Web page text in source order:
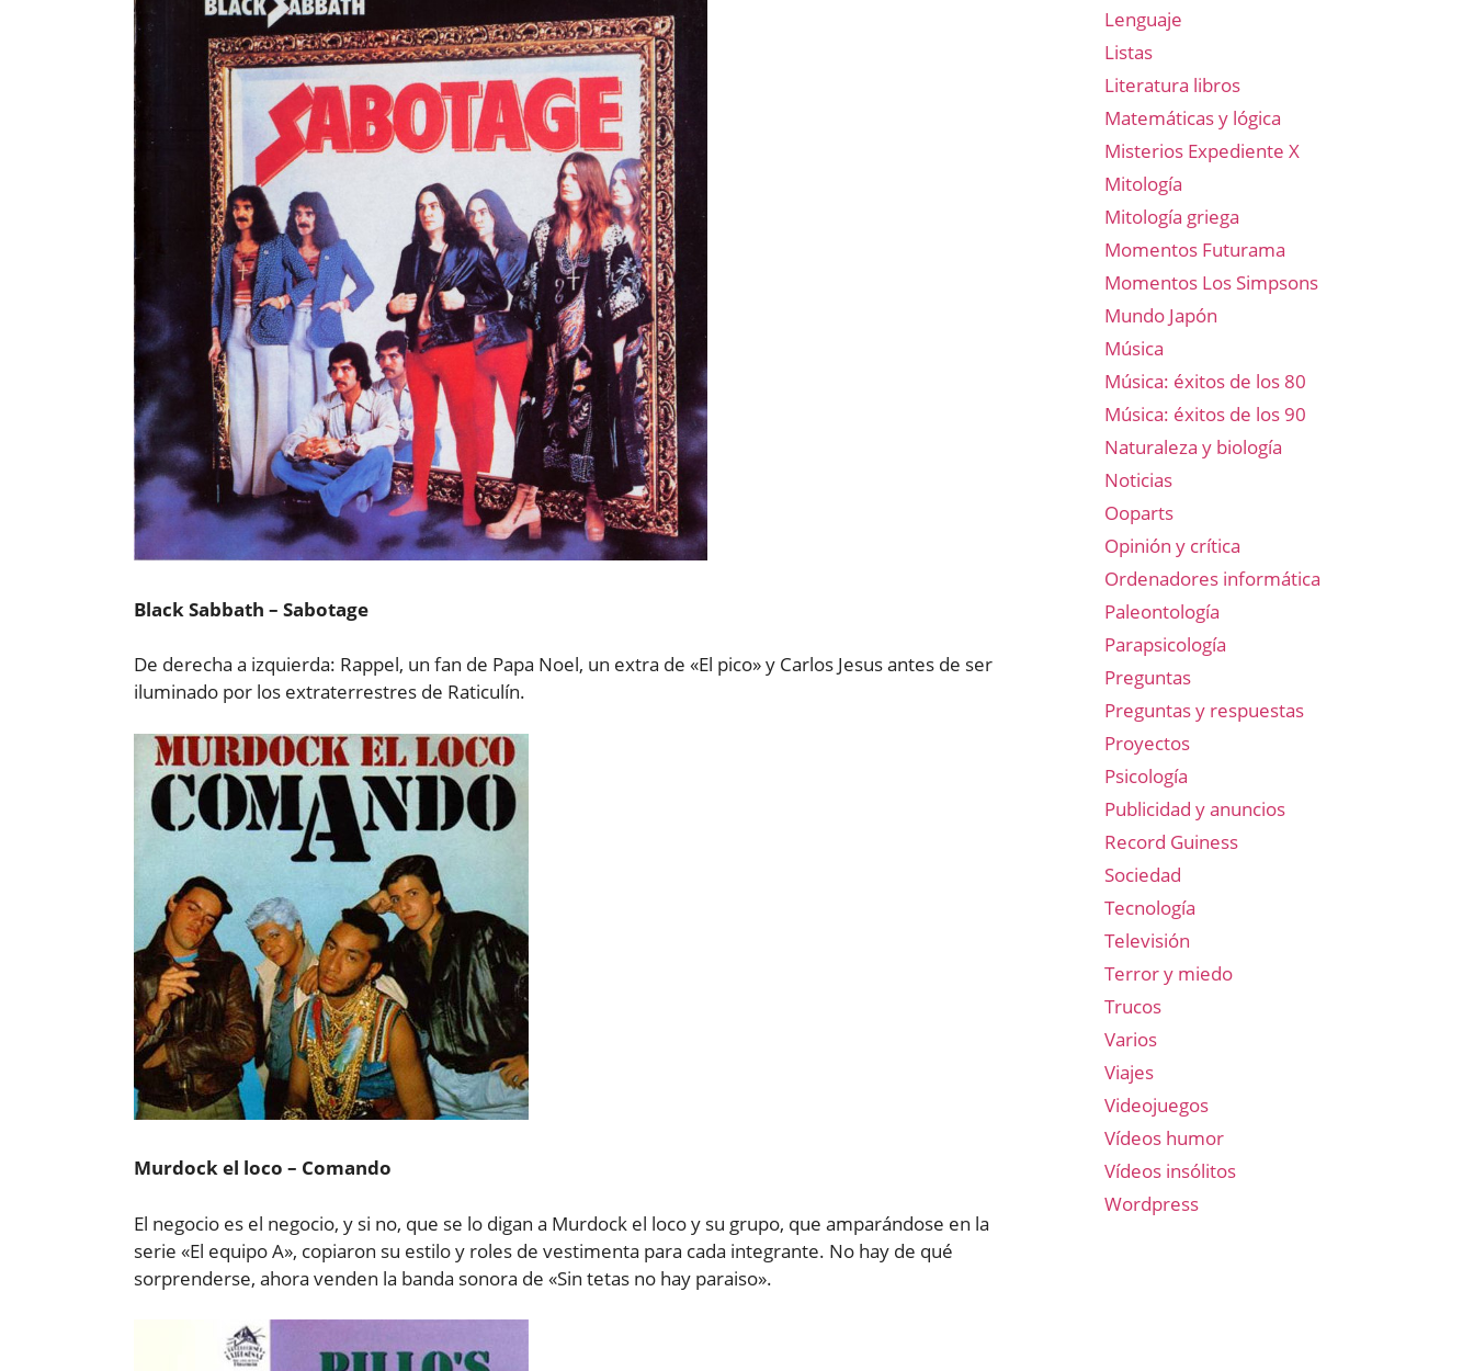
Black Sabbath – Sabotage
De derecha a izquierda: Rappel, un fan de Papa Noel, un extra de «El pico» y Carlos Jesus antes de ser
iluminado por los extraterrestres de Raticulín.
Murdock el loco – Comando
El negocio es el negocio, y si no, que se lo digan a Murdock el loco y su grupo, que amparándose en la
serie «El equipo A», copiaron su estilo y roles de vestimenta para cada integrante. No hay de qué
sorprenderse, ahora venden la banda sonora de «Sin tetas no hay paraiso».
Lenguaje
Listas
Literatura libros
Matemáticas y lógica
Misterios Expediente X
Mitología
Mitología griega
Momentos Futurama
Momentos Los Simpsons
Mundo Japón
Música
Música: éxitos de los 80
Música: éxitos de los 90
Naturaleza y biología
Noticias
Ooparts
Opinión y crítica
Ordenadores informática
Paleontología
Parapsicología
Preguntas
Preguntas y respuestas
Proyectos
Psicología
Publicidad y anuncios
Record Guiness
Sociedad
Tecnología
Televisión
Terror y miedo
Trucos
Varios
Viajes
Videojuegos
Vídeos humor
Vídeos insólitos
Wordpress